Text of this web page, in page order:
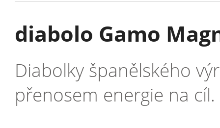
diabolo Gamo
Diabolky španělského
přenosem energie na cíl.